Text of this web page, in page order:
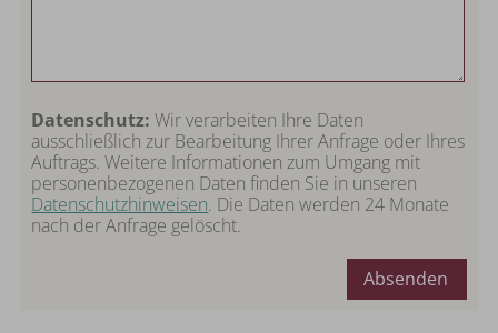
Datenschutz:Wir verarbeiten Ihre Daten
ausschließlich zur Bearbeitung Ihrer Anfrage oder Ihres
Auftrags. Weitere Informationen zum Umgang mit
personenbezogenen Daten finden Sie in unseren
Datenschutzhinweisen. Die Daten werden 24 Monate
nach der Anfrage gelöscht.
Absenden